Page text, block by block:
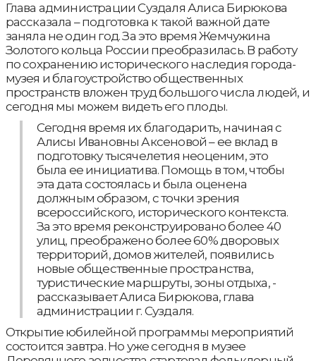
Глава администрации Суздаля Алиса Бирюкова
рассказала – подготовка к такой важной дате
заняла не один год. За это время Жемчужина
Золотого кольца России преобразилась. В работу
по сохранению исторического наследия города-
музея и благоустройство общественных
пространств вложен труд большого числа людей, и
сегодня мы можем видеть его плоды.
Сегодня время их благодарить, начиная с
Алисы Ивановны Аксеновой – ее вклад в
подготовку тысячелетия неоценим, это
была ее инициатива. Помощь в том, чтобы
эта дата состоялась и была оценена
должным образом, с точки зрения
всероссийского, исторического контекста.
За это время реконструировано более 40
улиц, преображено более 60% дворовых
территорий, домов жителей, появились
новые общественные пространства,
туристические маршруты, зоны отдыха, -
рассказывает Алиса Бирюкова, глава
администрации г. Суздаля.
Открытие юбилейной программы мероприятий
состоится завтра. Но уже сегодня в музее